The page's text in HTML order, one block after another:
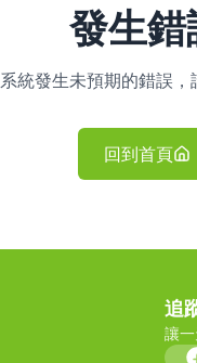
發生錯
系統發生未預期的錯誤，
回到首頁
追
讓